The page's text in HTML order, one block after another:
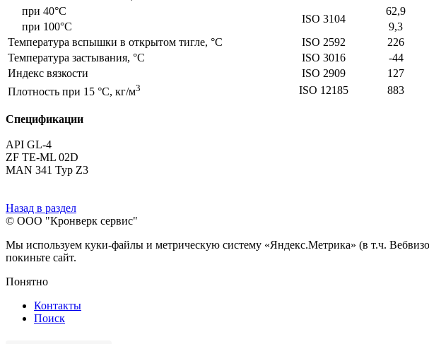
при 40°C
ISO 3104
62,9
при 100°C
9,3
Температура вспышки в открытом тигле, °С
ISO 2592
226
Температура застывания, °C
ISO 3016
-44
Индекс вязкости
ISO 2909
127
Плотность при 15 °С, кг/м3 ISO 12185 883
Спецификации
API GL-4
ZF TE-ML 02D
MAN 341 Typ Z3
Назад в раздел
© ООО "Кронверк сервис"
Мы используем куки-файлы и метрическую систему «Яндекс.Метрика» (в т.ч.
покиньте сайт.
Понятно
Контакты
Поиск